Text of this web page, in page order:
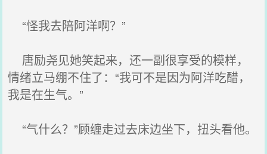
“怪我去陪阿洋啊？”
唐励尧见她笑起来，还一副很享受的模样，
情绪立马绷不住了：“我可不是因为阿洋吃醋，
我是在生气。”
“气什么？”顾缠走过去床边坐下，扭头看他。